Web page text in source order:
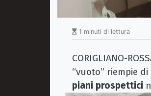
1 minuti di lettura
CORIGLIANO-
“vuoto” riempie di
piani prospettici